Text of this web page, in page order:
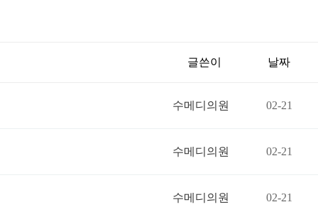
글쓴이 날짜
수메디의원 02-21
수메디의원 02-21
수메디의원 02-21